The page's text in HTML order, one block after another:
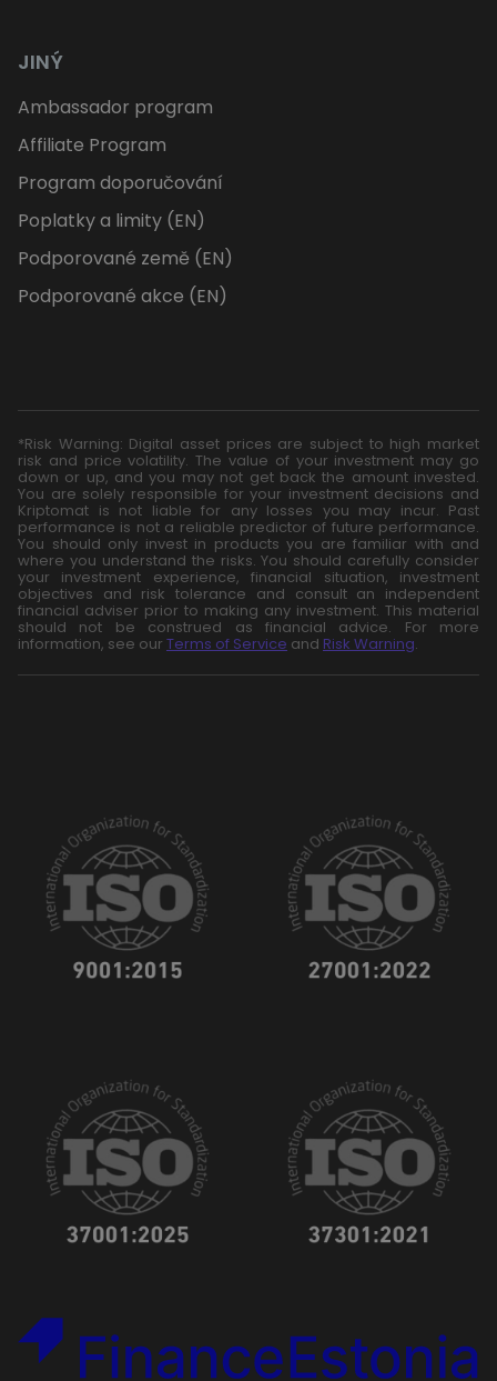
JINÝ
Ambassador program
Affiliate Program
Program doporučování
Poplatky a limity (EN)
Podporované země (EN)
Podporované akce (EN)
*Risk Warning: Digital asset prices are subject to high market
risk and price volatility. The value of your investment may go
down or up, and you may not get back the amount invested.
You are solely responsible for your investment decisions and
Kriptomat is not liable for any losses you may incur. Past
performance is not a reliable predictor of future performance.
You should only invest in products you are familiar with and
where you understand the risks. You should carefully consider
your investment experience, financial situation, investment
objectives and risk tolerance and consult an independent
financial adviser prior to making any investment. This material
should not be construed as financial advice. For more
information, see our Terms of Service and Risk Warning.